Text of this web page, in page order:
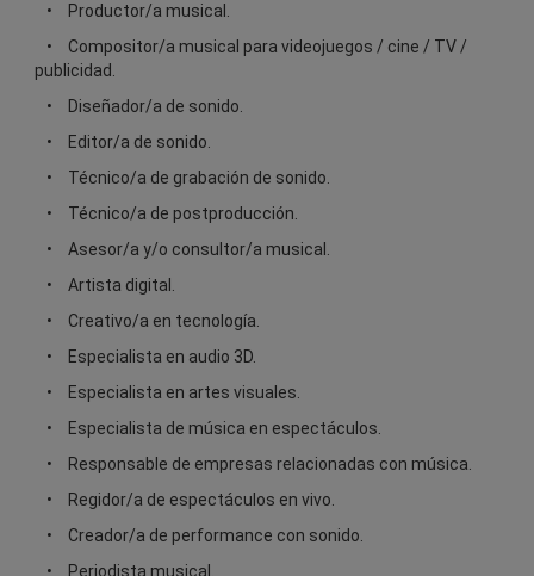
Productor/a musical.
Compositor/a musical para videojuegos / cine / TV /
publicidad.
Diseñador/a de sonido.
Editor/a de sonido.
Técnico/a de grabación de sonido.
Técnico/a de postproducción.
Asesor/a y/o consultor/a musical.
Artista digital.
Creativo/a en tecnología.
Especialista en audio 3D.
Especialista en artes visuales.
Especialista de música en espectáculos.
Responsable de empresas relacionadas con música.
Regidor/a de espectáculos en vivo.
Creador/a de performance con sonido.
Periodista musical.